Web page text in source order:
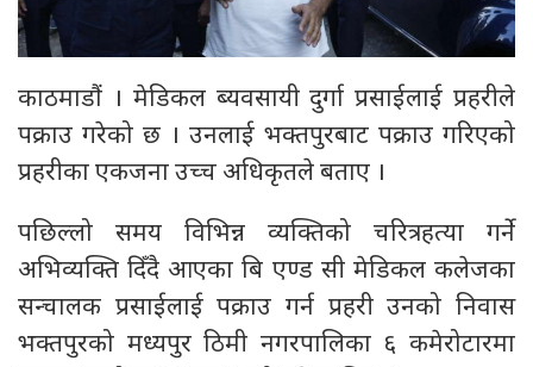
काठमाडौं । मेडिकल ब्यवसायी दुर्गा प्रसाईलाई प्रहरीले
पक्राउ गरेको छ । उनलाई भक्तपुरबाट पक्राउ गरिएको
प्रहरीका एकजना उच्च अधिकृतले बताए ।
पछिल्लो समय विभिन्न व्यक्तिको चरित्रहत्या गर्ने
अभिव्यक्ति दिँदै आएका बि एण्ड सी मेडिकल कलेजका
सन्चालक प्रसाईलाई पक्राउ गर्न प्रहरी उनको निवास
भक्तपुरको मध्यपुर ठिमी नगरपालिका ६ कमेरोटारमा